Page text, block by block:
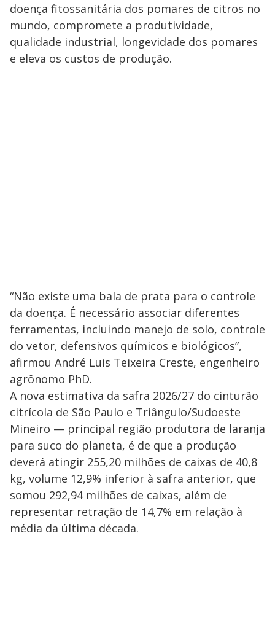
doença fitossanitária dos pomares de citros no
mundo, compromete a produtividade,
qualidade industrial, longevidade dos pomares
e eleva os custos de produção.
“Não existe uma bala de prata para o controle
da doença. É necessário associar diferentes
ferramentas, incluindo manejo de solo, controle
do vetor, defensivos químicos e biológicos”,
afirmou André Luis Teixeira Creste, engenheiro
agrônomo PhD.
A nova estimativa da safra 2026/27 do cinturão
citrícola de São Paulo e Triângulo/Sudoeste
Mineiro — principal região produtora de laranja
para suco do planeta, é de que a produção
deverá atingir 255,20 milhões de caixas de 40,8
kg, volume 12,9% inferior à safra anterior, que
somou 292,94 milhões de caixas, além de
representar retração de 14,7% em relação à
média da última década.